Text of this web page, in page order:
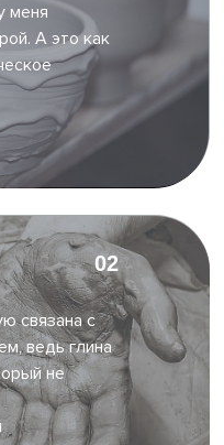
меня
А это как
связана с
ведь глина
не
02